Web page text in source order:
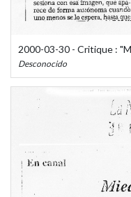
2000-03-30 - Critique :
Desconocido